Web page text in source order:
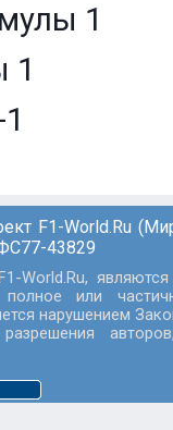
1
1
F1-World.Ru
43829
World.Ru,
или
нарушением